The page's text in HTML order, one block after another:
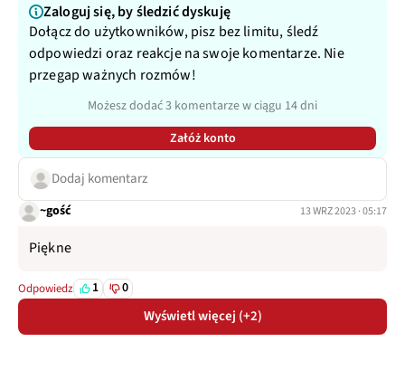
Zaloguj się, by śledzić dyskuję
Dołącz do użytkowników, pisz bez limitu, śledź
odpowiedzi oraz reakcje na swoje komentarze. Nie
przegap ważnych rozmów!
Możesz dodać 3 komentarze w ciągu 14 dni
Załóż konto
Dodaj komentarz
~gość 13 WRZ 2023 · 05:17
Piękne
Odpowiedz 1 0
Wyświetl więcej (+2)